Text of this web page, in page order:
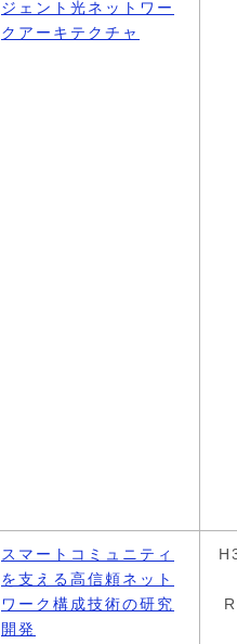
ジェント光ネットワー
クアーキテクチャ
スマートコミュニティ
を支える高信頼ネット
ワーク構成技術の研究
開発